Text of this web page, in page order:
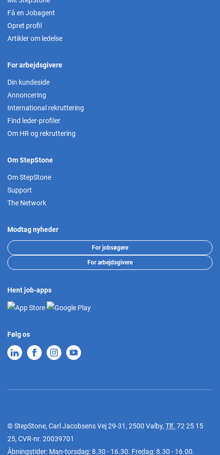
Få en Jobagent
Opret profil
Artikler om ledelse
For arbejdsgivere
Din kundeside
Annoncering
International rekruttering
Find leder-profiler
Om HR og rekruttering
Om StepStone
Om StepStone
Support
The Network
Modtag nyheder
For jobsøgere
For arbejdsgivere
Hent job-apps
Følg os
© StepStone, Carl Jacobsens Vej 29-31, 2500 Valby, Tlf. 72 25 15
25, CVR-nr. 20039701
Åbningstider: Man-torsdag: 8.30 - 16.30. Fredag: 8.30 - 16.00.